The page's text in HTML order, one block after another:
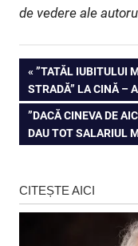
de vedere ale
Navigare
în
articole
PREVIOUS
POST:
”TATĂL IUBITULUI
STRADĂ” LA CINĂ –
NEXT
POST:
”DACĂ CINEVA DE
DAU TOT SALARIUL